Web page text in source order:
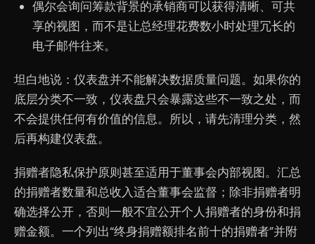
偶尔会询问筹款背景的承销商可以获得清晰、可共
享的视图，而不是让总经理花费数小时处理冗长的
电子邮件往来。
坦白地说：仪表盘并不能解决数据质量问题。如果你的
底层分类不一致，仪表盘只会暴露这些不一致之处，而
不会提供任何有价值的信息。所以，请先清理分类，然
后再构建仪表盘。
捐赠者隐私保护原则甚至适用于董事会内部视图。汇总
的捐赠者数量和总收入适合董事会监督；除非捐赠者明
确选择公开，否则一般不宜公开个人捐赠者的身份和捐
赠金额。一个列出“终身捐赠额排名前十的捐赠者”并附